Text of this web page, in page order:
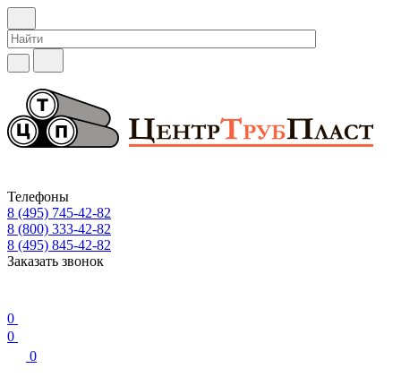
Телефоны
8 (495) 745-42-82
8 (800) 333-42-82
8 (495) 845-42-82
Заказать звонок
0
0
0